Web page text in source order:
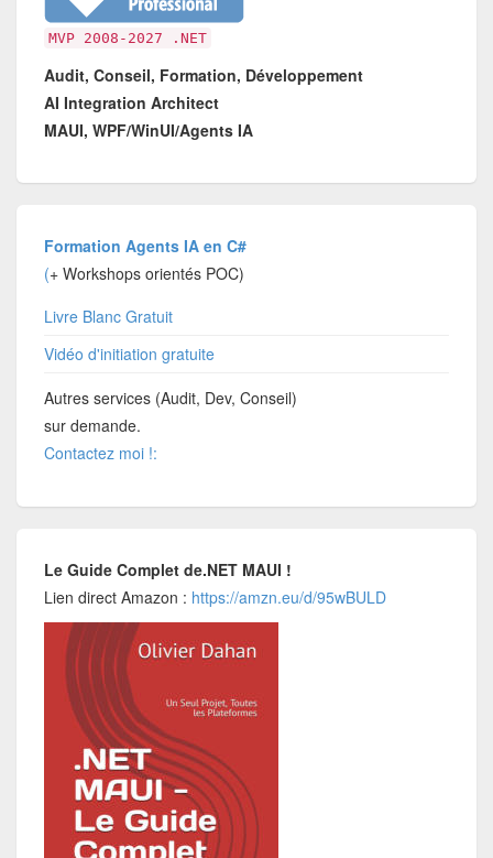
MVP 2008-2027 .NET
Audit, Conseil, Formation, Développement
AI Integration Architect
MAUI, WPF/WinUI/Agents IA
Formation Agents IA en C#
(+ Workshops orientés POC)
Livre Blanc Gratuit
Vidéo d'initiation gratuite
Autres services (Audit, Dev, Conseil)
sur demande.
Contactez moi !:
Le Guide Complet de.NET MAUI !
Lien direct Amazon : https://amzn.eu/d/95wBULD